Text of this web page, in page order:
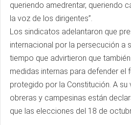
queriendo amedrentar, queriendo
la voz de los dirigentes”.
Los sindicatos adelantaron que
internacional por la persecución a
tiempo que advirtieron que
medidas internas para defender el
protegido por la Constitución. A su
obreras y campesinas están
que las elecciones del 18 de